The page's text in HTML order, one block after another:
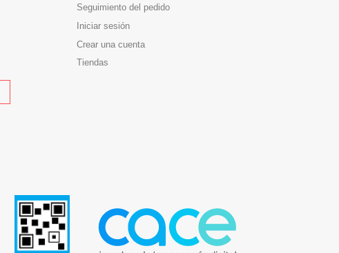
Seguimiento del pedido
Iniciar sesión
Crear una cuenta
Tiendas